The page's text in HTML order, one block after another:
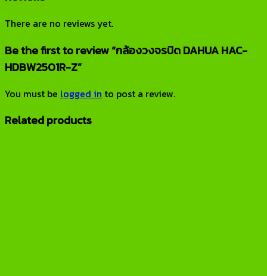
There are no reviews yet.
Be the first to review “กล้องวงจรปิด DAHUA HAC-
HDBW2501R-Z”
You must be logged in to post a review.
Related products